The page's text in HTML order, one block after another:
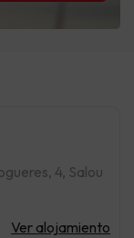
4, Salou
Ver alojamiento